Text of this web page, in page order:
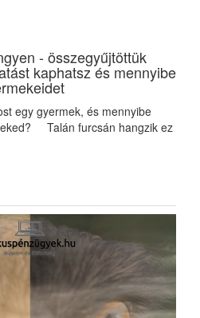
- összegyűjtöttük
kaphatsz és mennyibe
egy gyermek, és mennyibe
Talán furcsán hangzik ez